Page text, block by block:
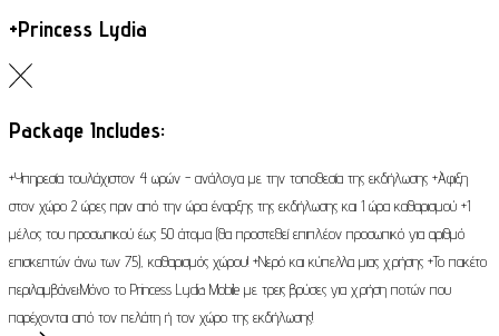
+Princess Lydia
Package Includes:
+Υπηρεσία τουλάχιστον 4 ωρών - ανάλογα με την τοποθεσία της εκδήλωσης +Άφιξη
στον χώρο 2 ώρες πριν από την ώρα έναρξης της εκδήλωσης και 1 ώρα καθαρισμού +1
μέλος του προσωπικού έως 50 άτομα (θα προστεθεί επιπλέον προσωπικό για αριθμό
επισκεπτών άνω των 75), καθαρισμός χώρου! +Νερό και κύπελλα μιας χρήσης +Το πακέτο
περιλαμβάνει:Μόνο το Princess Lydia Mobile με τρεις βρύσες για χρήση ποτών που
παρέχονται από τον πελάτη ή τον χώρο της εκδήλωσης!